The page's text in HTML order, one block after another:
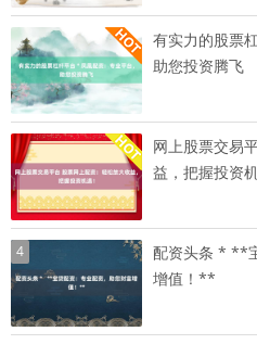
有实力的股票
助您投资腾飞
网上股票交易
益，把握投资
4
配资头条 * **宝贷配资：专业配资，助您财富
增值！**